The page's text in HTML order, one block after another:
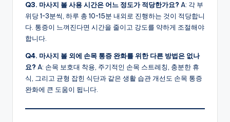
Q3. 마사지 볼 사용 시간은 어느 정도가 적당한가요? A: 각 부
위당 1~3분씩, 하루 총 10~15분 내외로 진행하는 것이 적당합니
다. 통증이 느껴진다면 시간을 줄이고 강도를 약하게 조절해야
합니다.
Q4. 마사지 볼 외에 손목 통증 완화를 위한 다른 방법은 없나
요? A: 손목 보호대 착용, 주기적인 손목 스트레칭, 충분한 휴
식, 그리고 균형 잡힌 식단과 같은 생활 습관 개선도 손목 통증
완화에 큰 도움이 됩니다.